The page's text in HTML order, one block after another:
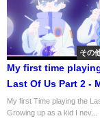
その
My first time
Last Of Us Part 2 -
Sh*t show Stream
My first Time playing the
Growing up as a kid I nev...